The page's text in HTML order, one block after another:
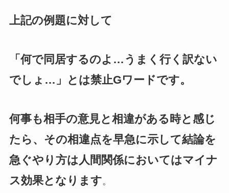
上記の例題に対して
「何で同居するのよ…うまく行く訳ない
でしょ…」とは禁止Gワードです。
何事も相手の意見と相違がある時と感じ
たら、その相違点を早急に示して結論を
急ぐやり方は人間関係においてはマイナ
ス効果となります。